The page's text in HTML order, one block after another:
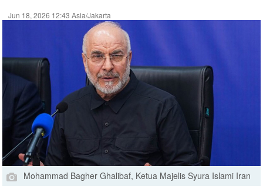
Jun 18, 2026 12:43 Asia/Jakarta
Mohammad Bagher Ghalibaf, Ketua Majelis Syura Islami Iran